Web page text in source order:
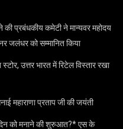
प्रबंधकीय कमेटी ने मान्यवर महोदय
जलंधर को सम्मानित किया
उत्तर भारत में रिटेल विस्तार रखा
महाराणा प्रताप जी की जयंती
को मनाने की शुरुआत?* एस के